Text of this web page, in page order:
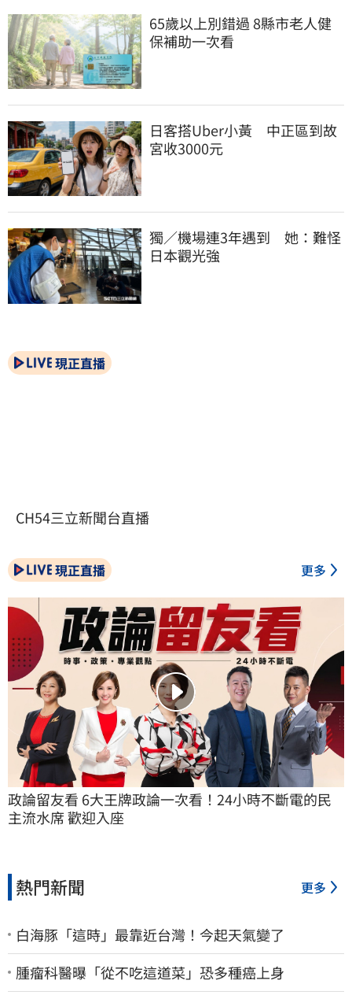
65歲以上別錯過 8縣市老人健
保補助一次看
日客搭Uber小黃　中正區到故
宮收3000元
獨／機場連3年遇到　她：難怪
日本觀光強
現正直播
CH54三立新聞台直播
現正直播 更多
政論留友看 6大王牌政論一次看！24小時不斷電的民
主流水席 歡迎入座
熱門新聞 更多
白海豚「這時」最靠近台灣！今起天氣變了
腫瘤科醫曝「從不吃這道菜」恐多種癌上身